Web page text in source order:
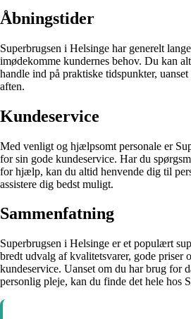
Åbningstider
Superbrugsen i Helsinge har generelt
imødekomme kundernes behov. Du kan
handle ind på praktiske tidspunkter,
aften.
Kundeservice
Med venligt og hjælpsomt personale er
for sin gode kundeservice. Har du
for hjælp, kan du altid henvende dig til
assistere dig bedst muligt.
Sammenfatning
Superbrugsen i Helsinge er et populært
bredt udvalg af kvalitetsvarer, gode priser
kundeservice. Uanset om du har brug for
personlig pleje, kan du finde det hele hos